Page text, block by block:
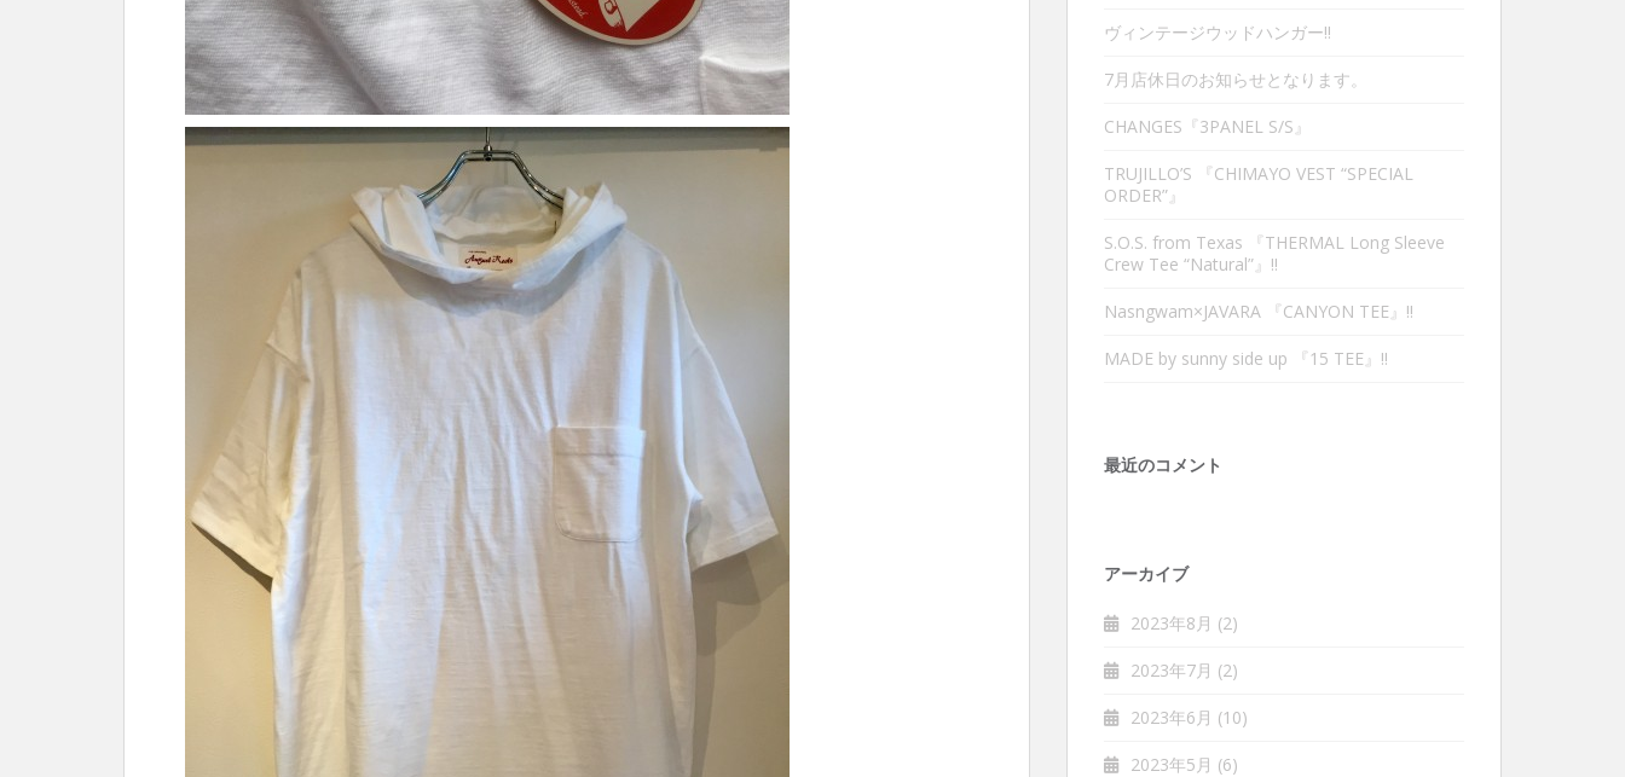
ヴィンテージウッドハンガー‼︎
7月店休日のお知らせとなります。
CHANGES『3PANEL S/S』
TRUJILLO’S 『CHIMAYO VEST “SPECIAL
ORDER”』
S.O.S. from Texas 『THERMAL Long Sleeve
Crew Tee “Natural”』‼︎
Nasngwam×JAVARA 『CANYON TEE』‼︎
MADE by sunny side up 『15 TEE』‼︎
最近のコメント
アーカイブ
2023年8月 (2)
2023年7月 (2)
2023年6月 (10)
2023年5月 (6)